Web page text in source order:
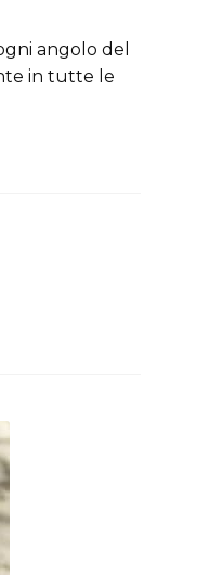
angolo del
in tutte le